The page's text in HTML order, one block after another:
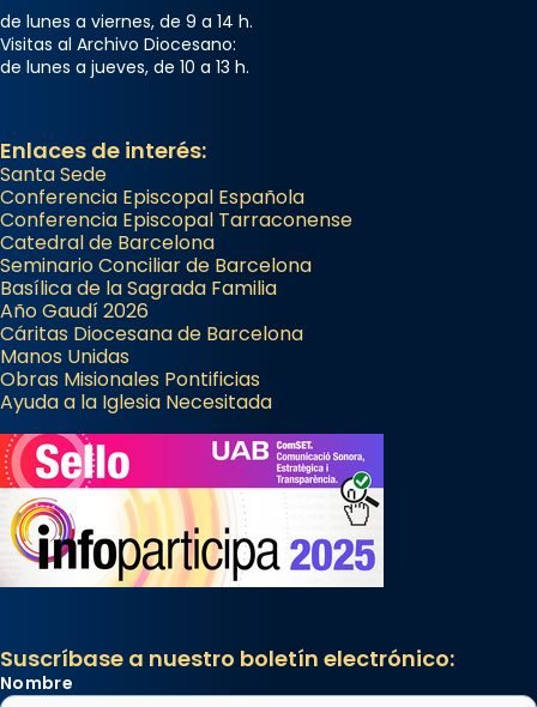
de lunes a viernes, de 9 a 14 h.
Visitas al Archivo Diocesano:
de lunes a jueves, de 10 a 13 h.
Enlaces de interés:
Santa Sede
Conferencia Episcopal Española
Conferencia Episcopal Tarraconense
Catedral de Barcelona
Seminario Conciliar de Barcelona
Basílica de la Sagrada Familia
Año Gaudí 2026
Cáritas Diocesana de Barcelona
Manos Unidas
Obras Misionales Pontificias
Ayuda a la Iglesia Necesitada
Suscríbase a nuestro boletín electrónico:
Nombre